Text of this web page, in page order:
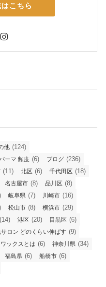
こちら
他 (124)
ーマ 頻度 (6) ブログ (236)
(11) 北区 (6) 千代田区 (18)
名古屋市 (8) 品川区 (8)
岐阜県 (7) 川崎市 (16)
松山市 (8) 横浜市 (29)
(14) 港区 (20) 目黒区 (6)
サロン どのくらい伸ばす (9)
ックスとは (6) 神奈川県 (34)
福島県 (6) 船橋市 (6)